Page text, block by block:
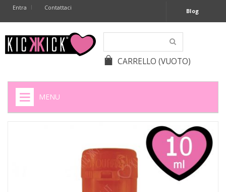
Entra Contattaci Blog
CARRELLO (VUOTO)
MENU
+
BATTERIE APPARECCHI ACUSTICI